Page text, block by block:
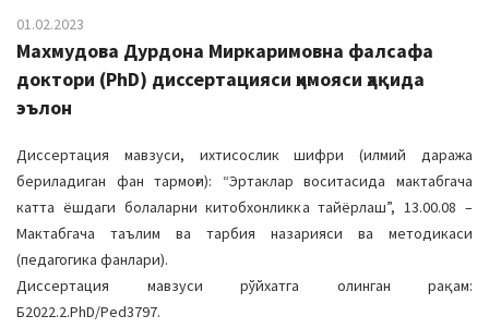
01.02.2023
Махмудова Дурдона Миркаримовна фалсафа
доктори (PhD) диссертацияси ҳимояси ҳақида
эълон
Диссертация мавзуси, ихтисослик шифри (илмий даража
бериладиган фан тармоғи): “Эртаклар воситасида мактабгача
катта ёшдаги болаларни китобхонликка тайёрлаш”, 13.00.08 –
Мактабгача таълим ва тарбия назарияси ва методикаси
(педагогика фанлари).
Диссертация мавзуси рўйхатга олинган рақам:
Б2022.2.PhD/Ped3797.